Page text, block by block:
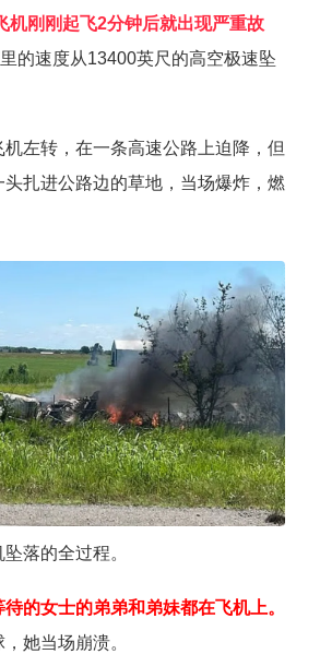
机刚刚起飞2分钟后就出现严重故
的速度从13400英尺的高空极速坠
左转，在一条高速公路上迫降，但
扎进公路边的草地，当场爆炸，燃
落的全过程。
的女士的弟弟和弟妹都在飞机上。
她当场崩溃。